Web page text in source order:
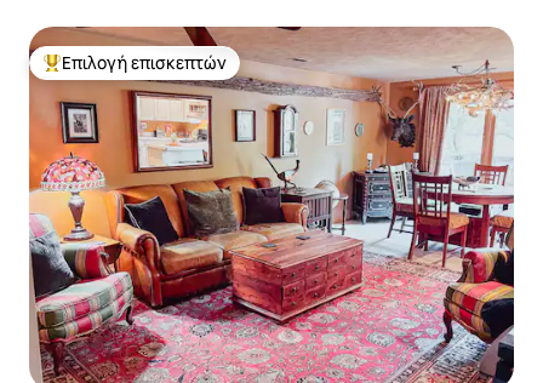
Κορυφαία επιλογή επισκεπτών
Επιλογή επισκεπτών